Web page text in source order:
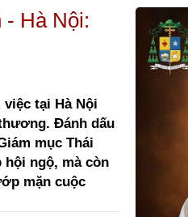
- Hà Nội:
tại Hà Nội
Đánh dấu
mục Thái
hội ngộ, mà còn
mặn cuộc